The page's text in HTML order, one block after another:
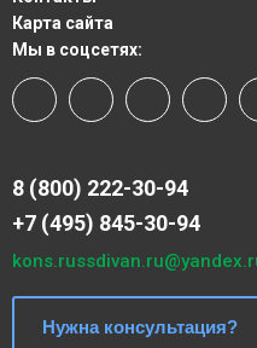
Карта сайта
8 (800) 222-30-94
+7 (495) 845-30-94
Нужна консультация?
Мы в соцсетях: